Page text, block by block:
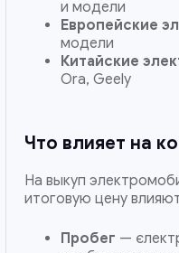
и модели
Европейские
модели
Китайские
Ora, Geely
Что влияет на
На выкуп
итоговую цену
Пробег —